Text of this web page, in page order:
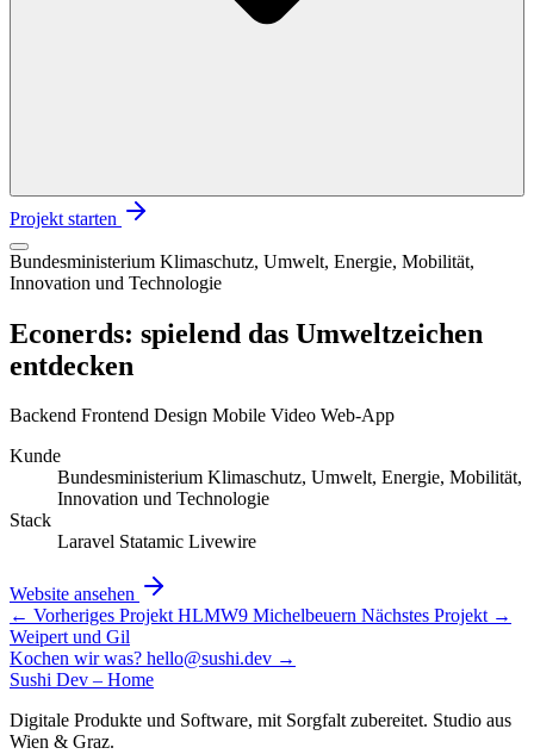
Projekt starten
Bundesministerium Klimaschutz, Umwelt, Energie, Mobilität,
Innovation und Technologie
Econerds: spielend das Umweltzeichen
entdecken
Backend Frontend Design Mobile Video Web-App
Kunde
Bundesministerium Klimaschutz, Umwelt, Energie, Mobilität,
Innovation und Technologie
Stack
Laravel Statamic Livewire
Website ansehen
← Vorheriges ProjektHLMW9 Michelbeuern Nächstes Projekt →
Weipert und Gil
Kochen wir was? hello@sushi.dev →
Sushi Dev – Home
Digitale Produkte und Software, mit Sorgfalt zubereitet. Studio aus
Wien & Graz.